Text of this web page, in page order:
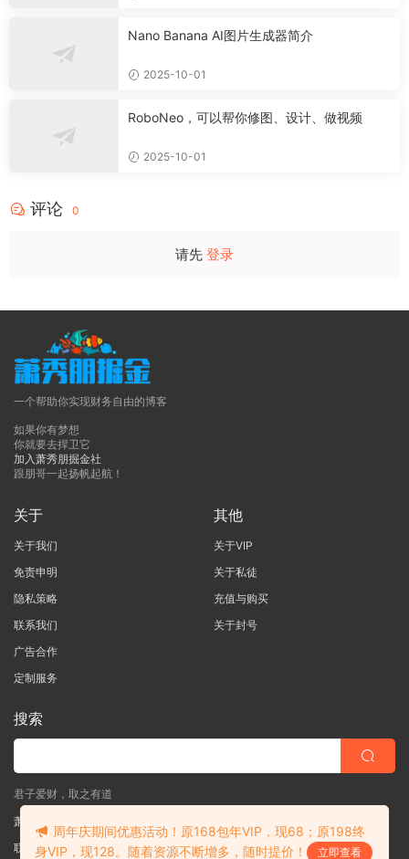
Nano Banana AI图片生成器简介
2025-10-01
RoboNeo，可以帮你修图、设计、做视频
2025-10-01
评论 0
请先 登录
一个帮助你实现财务自由的博客
如果你有梦想
你就要去捍卫它
加入萧秀朋掘金社
跟朋哥一起扬帆起航！
关于
关于我们
免责申明
隐私策略
联系我们
广告合作
定制服务
其他
关于VIP
关于私徒
充值与购买
关于封号
搜索
君子爱财，取之有道
萧秀朋掘金社
联系客服(说明需求，勿问在否)
周年庆期间优惠活动！原168包年VIP，现68；原198终
身VIP，现128。随着资源不断增多，随时提价！
立即查看